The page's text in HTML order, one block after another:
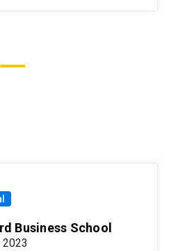
Business School